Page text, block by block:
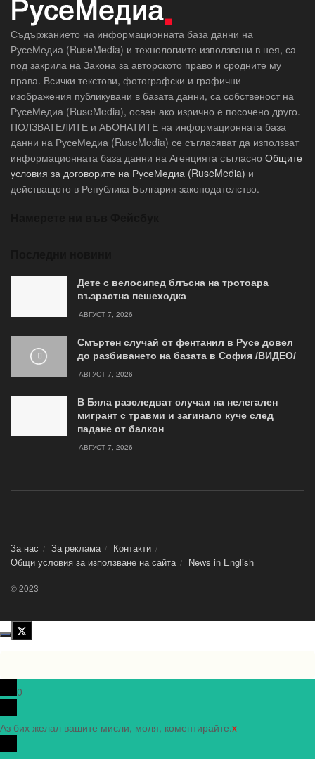
Съдържанието на информационната база данни на
РусеМедиа (RuseMedia) и технологиите използвани в нея, са
под закрила на Закона за авторското право и сродните му
права. Всички текстови, фотографски и графични
изображения публикувани в базата данни, са собственост на
РусеМедиа (RuseMedia), освен ако изрично е посочено друго.
ПОЛЗВАТЕЛИТЕ и АБОНАТИТЕ на информационната база
данни на РусеМедиа (RuseMedia) се съгласяват да използват
информационната база данни на Агенцията съгласно Общите
условия за договорите на РусеМедиа (RuseMedia) и
действащото в Република България законодателство.
Дете с велосипед блъсна на тротоара
възрастна пешеходка
АВГУСТ 7, 2026
Смъртен случай от фентанил в Русе довел
до разбиването на базата в София /ВИДЕО/
АВГУСТ 7, 2026
В Бяла разследват случаи на нелегален
мигрант с травми и загинало куче след
падане от балкон
АВГУСТ 7, 2026
За нас За реклама
Контакти
Общи условия за използване на сайта
News in Еnglish
© 2023
0
Аз бих желал вашите мисли, моля, коментирайте.x